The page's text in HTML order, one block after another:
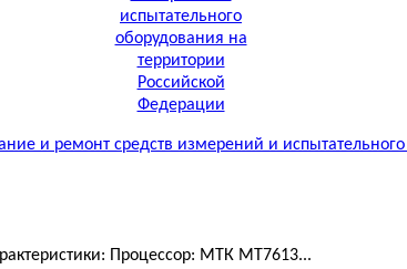
и ремонт средств измерений и
Процессор: МТК MT7613...